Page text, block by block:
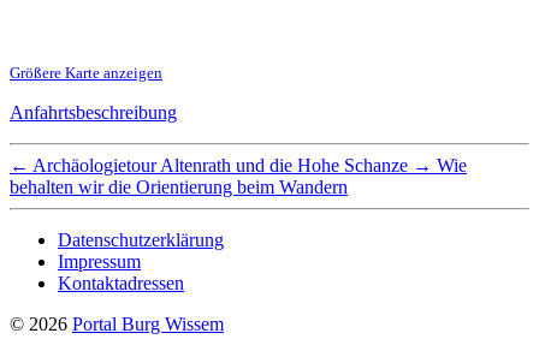
Größere Karte anzeigen
Anfahrtsbeschreibung
← Archäologietour Altenrath und die Hohe Schanze → Wie
behalten wir die Orientierung beim Wandern
Datenschutzerklärung
Impressum
Kontaktadressen
© 2026 Portal Burg Wissem